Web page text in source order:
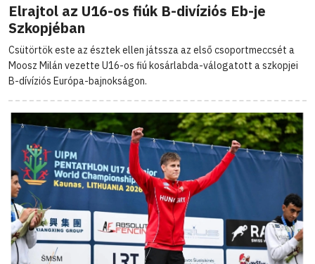
Elrajtol az U16-os fiúk B-divíziós Eb-je
Szkopjéban
Csütörtök este az észtek ellen játssza az első csoportmeccsét a
Moosz Milán vezette U16-os fiú kosárlabda-válogatott a szkopjei
B-dívíziós Európa-bajnokságon.